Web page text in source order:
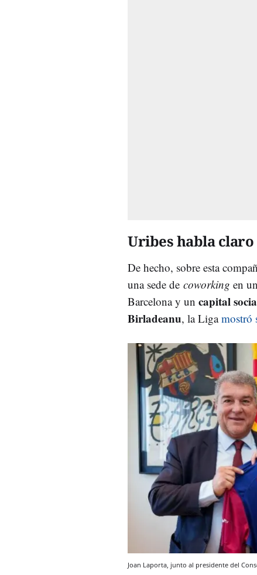
Uribes habla claro
De hecho, sobre esta
una sede de coworking en
Barcelona y un capital
Birladeanu, la Ligamostró
Joan Laporta, junto al presidente del